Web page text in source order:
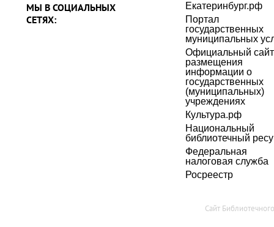
МЫ В СОЦИАЛЬНЫХ
СЕТЯХ:
Екатеринбург.рф
Портал
государственных
муниципальных
Официальный
размещения
информации о
государственных
(муниципальных)
учреждениях
Культура.рф
Национальный
библиотечный
Федеральная
налоговая служба
Росреестр
Сайт